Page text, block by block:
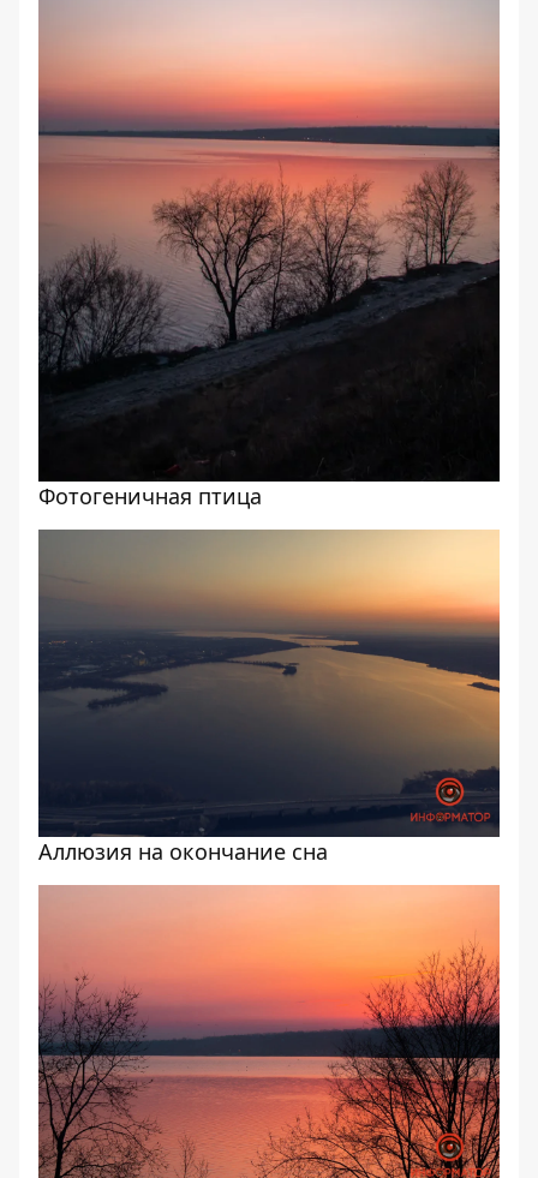
Фотогеничная птица
Аллюзия на окончание сна